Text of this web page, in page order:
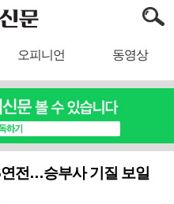
오피니언 동영상
연전…승부사 기질 보일